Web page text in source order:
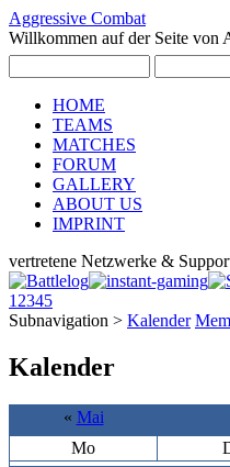
Aggressive Combat
Willkommen auf der Seite von
HOME
TEAMS
MATCHES
FORUM
GALLERY
ABOUT US
IMPRINT
vertretene Netzwerke &
1 2345
Subnavigation > Kalender
Kalender
« Mai
Mo